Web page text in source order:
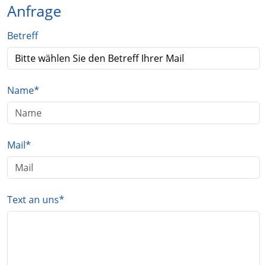
Anfrage
Betreff
Name*
Mail*
Text an uns*